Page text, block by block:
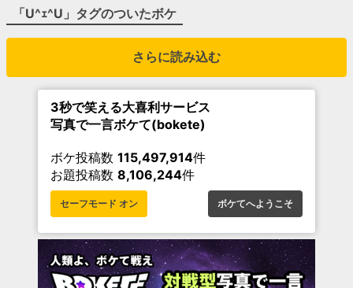
「U^ｪ^U 」タグのついたボケ
さらに読み込む
3秒で笑える大喜利サービス
写真で一言ボケて(bokete)
ボケ投稿数 115,497,914件
お題投稿数 8,106,244件
セーフモード オン ボケてへようこそ